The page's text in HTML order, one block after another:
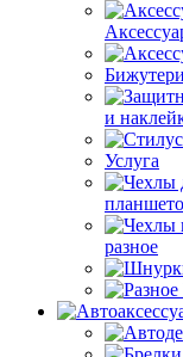
и
Услуга
разное